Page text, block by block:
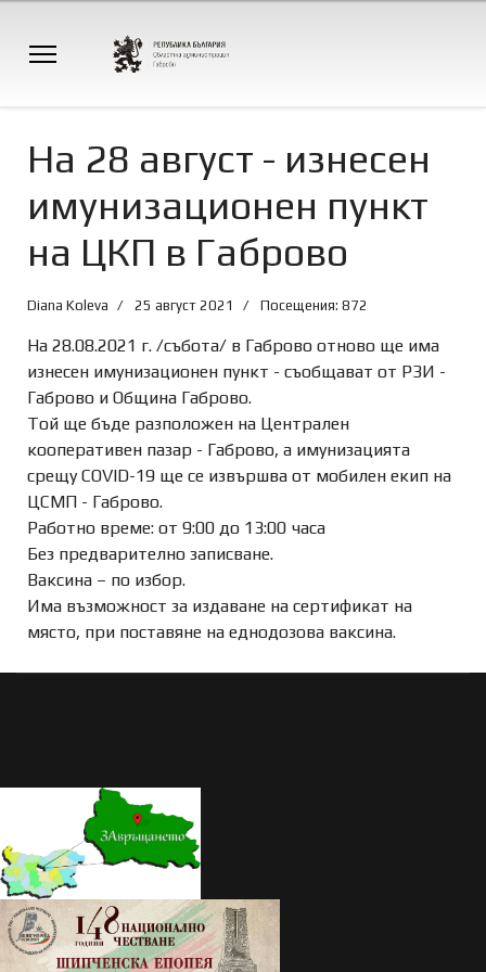
На 28 август - изнесен
имунизационен пункт
на ЦКП в Габрово
Diana Koleva 25 август 2021 Посещения: 872
На 28.08.2021 г. /събота/ в Габрово отново ще има
изнесен имунизационен пункт - съобщават от РЗИ -
Габрово и Община Габрово.
Той ще бъде разположен на Централен
кооперативен пазар - Габрово, а имунизацията
срещу COVID-19 ще се извършва от мобилен екип на
ЦСМП - Габрово.
Работно време: от 9:00 до 13:00 часа
Без предварително записване.
Ваксина – по избор.
Има възможност за издаване на сертификат на
място, при поставяне на еднодозова ваксина.